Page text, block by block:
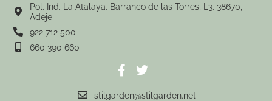
Pol. Ind. La Atalaya. Barranco de las Torres, L3. 38670,
Adeje
922 712 500
660 390 660
stilgarden@stilgarden.net